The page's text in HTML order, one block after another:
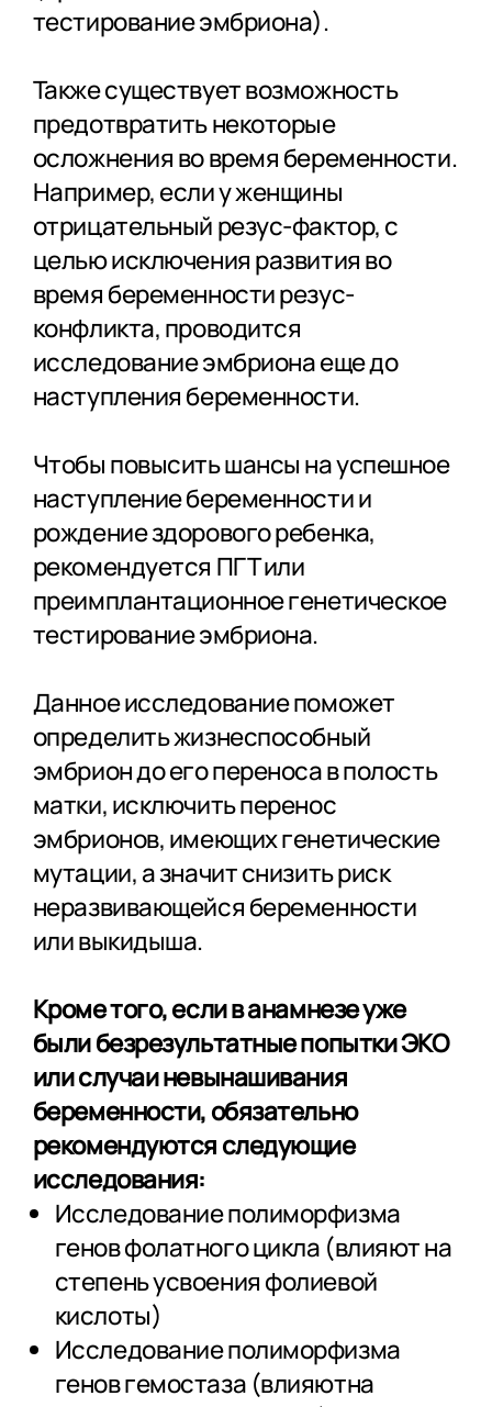
тестирование эмбриона).
Также существует возможность
предотвратить некоторые
осложнения во время беременности.
Например, если у женщины
отрицательный резус-фактор, с
целью исключения развития во
время беременности резус-
конфликта, проводится
исследование эмбриона еще до
наступления беременности.
Чтобы повысить шансы на успешное
наступление беременности и
рождение здорового ребенка,
рекомендуется ПГТ или
преимплантационное генетическое
тестирование эмбриона.
Данное исследование поможет
определить жизнеспособный
эмбрион до его переноса в полость
матки, исключить перенос
эмбрионов, имеющих генетические
мутации, а значит снизить риск
неразвивающейся беременности
или выкидыша.
Кроме того, если в анамнезе уже
были безрезультатные попытки ЭКО
или случаи невынашивания
беременности, обязательно
рекомендуются следующие
исследования:
Исследование полиморфизма
генов фолатного цикла (влияют на
степень усвоения фолиевой
кислоты)
Исследование полиморфизма
генов гемостаза (влияютна